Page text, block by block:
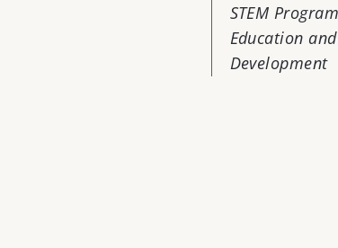
STEM
Education
Development